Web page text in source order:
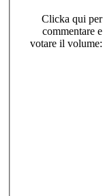
Clicka qui per
commentare e
votare il volume: